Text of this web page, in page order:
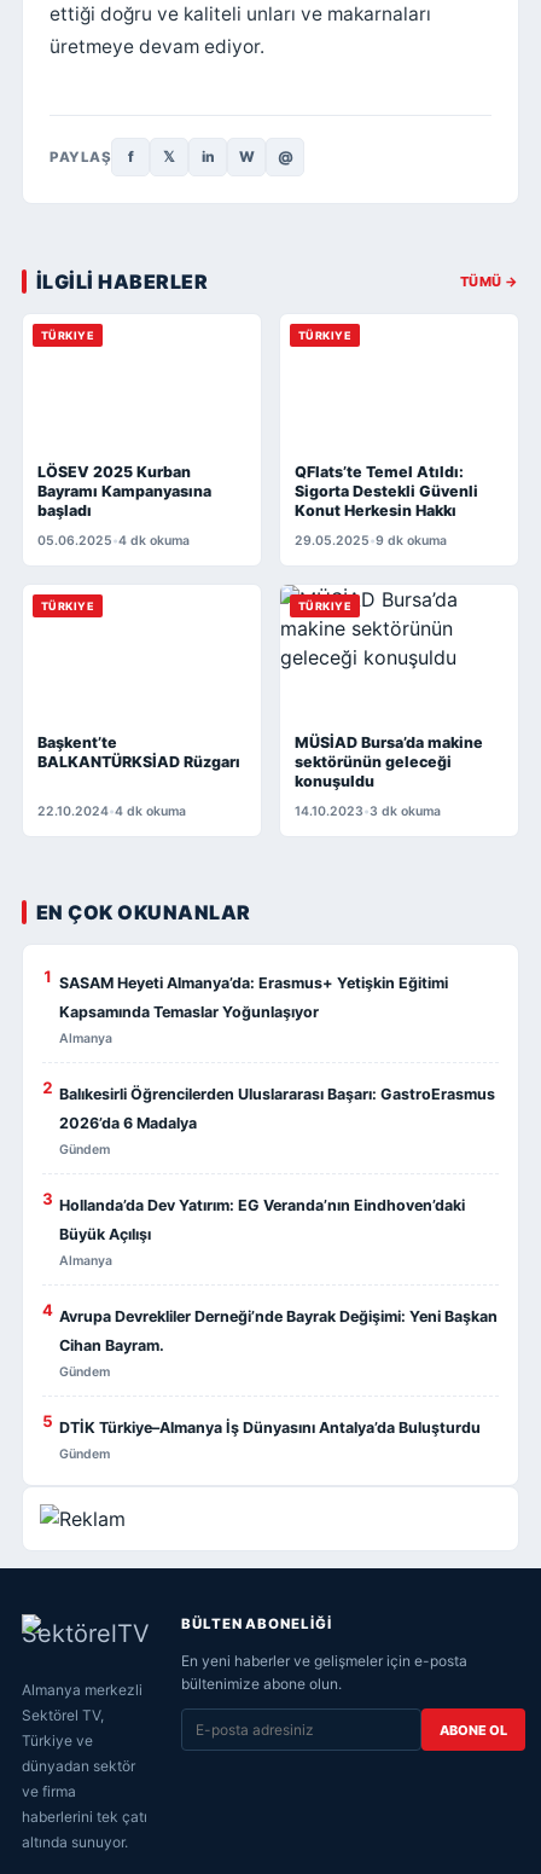
ettiği doğru ve kaliteli unları ve makarnaları
üretmeye devam ediyor.
PAYLAŞ f 𝕏 in W @
İLGİLİ HABERLER TÜMÜ →
TÜRKIYE
LÖSEV 2025 Kurban
Bayramı Kampanyasına
başladı
05.06.2025•4 dk okuma
TÜRKIYE
QFlats’te Temel Atıldı:
Sigorta Destekli Güvenli
Konut Herkesin Hakkı
29.05.2025•9 dk okuma
TÜRKIYE
Başkent’te
BALKANTÜRKSİAD Rüzgarı
22.10.2024•4 dk okuma
TÜRKIYE
MÜSİAD Bursa’da makine
sektörünün geleceği
konuşuldu
14.10.2023•3 dk okuma
EN ÇOK OKUNANLAR
1 SASAM Heyeti Almanya’da: Erasmus+ Yetişkin Eğitimi
Kapsamında Temaslar Yoğunlaşıyor
Almanya
2 Balıkesirli Öğrencilerden Uluslararası Başarı: GastroErasmus
2026’da 6 Madalya
Gündem
3 Hollanda’da Dev Yatırım: EG Veranda’nın Eindhoven’daki
Büyük Açılışı
Almanya
4 Avrupa Devrekliler Derneği’nde Bayrak Değişimi: Yeni Başkan
Cihan Bayram.
Gündem
5 DTİK Türkiye–Almanya İş Dünyasını Antalya’da Buluşturdu
Gündem
Almanya merkezli
Sektörel TV,
Türkiye ve
dünyadan sektör
ve firma
haberlerini tek çatı
altında sunuyor.
BÜLTEN ABONELİĞİ
En yeni haberler ve gelişmeler için e-posta
bültenimize abone olun.
ABONE OL